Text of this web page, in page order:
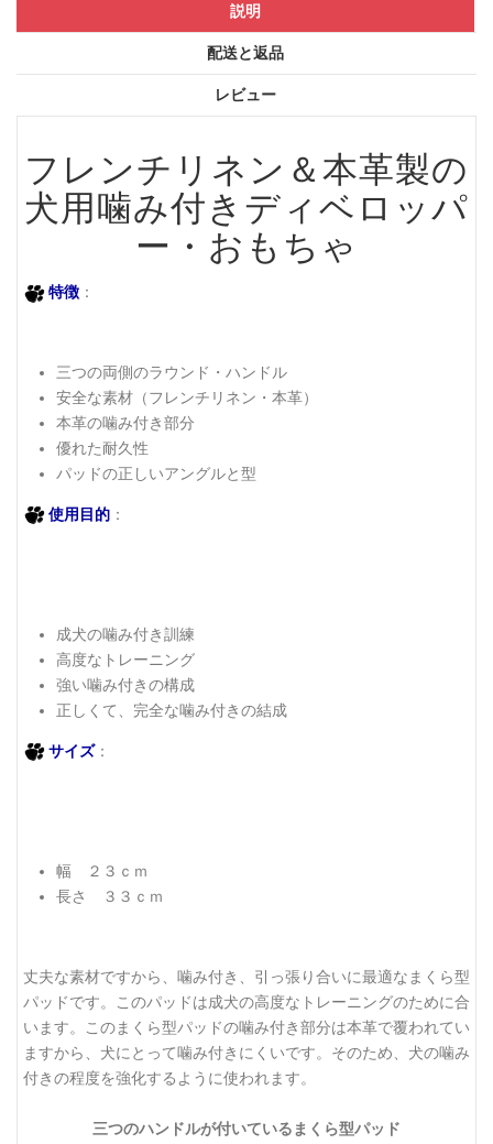
説明
配送と返品
レビュー
フレンチリネン＆本革製の
犬用噛み付きディベロッパ
ー・おもちゃ
特徴 ：
三つの両側のラウンド・ハンドル
安全な素材（フレンチリネン・本革）
本革の噛み付き部分
優れた耐久性
パッドの正しいアングルと型
使用目的 ：
成犬の噛み付き訓練
高度なトレーニング
強い噛み付きの構成
正しくて、完全な噛み付きの結成
サイズ：
幅 ２３ｃｍ
長さ ３３ｃｍ
丈夫な素材ですから、噛み付き、引っ張り合いに最適なまくら型
パッドです。このパッドは成犬の高度なトレーニングのために合
います。このまくら型パッドの噛み付き部分は本革で覆われてい
ますから、犬にとって噛み付きにくいです。そのため、犬の噛み
付きの程度を強化するように使われます。
三つのハンドルが付いているまくら型パッド